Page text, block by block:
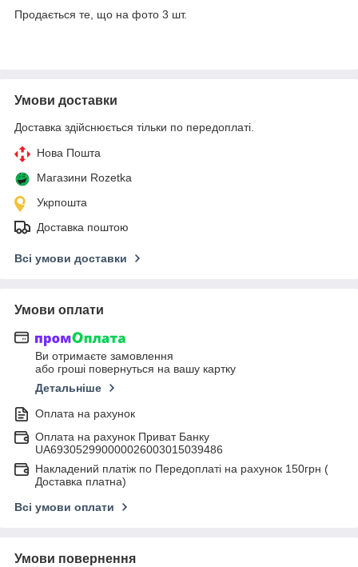
Продається те, що на фото 3 шт.
Умови доставки
Доставка здійснюється тільки по передоплаті.
Нова Пошта
Магазини Rozetka
Укрпошта
Доставка поштою
Всі умови доставки
Умови оплати
Ви отримаєте замовлення
або гроші повернуться на вашу картку
Детальніше
Оплата на рахунок
Оплата на рахунок Приват Банку
UA693052990000026003015039486
Накладений платіж по Передоплаті на рахунок 150грн (
Доставка платна)
Всі умови оплати
Умови повернення